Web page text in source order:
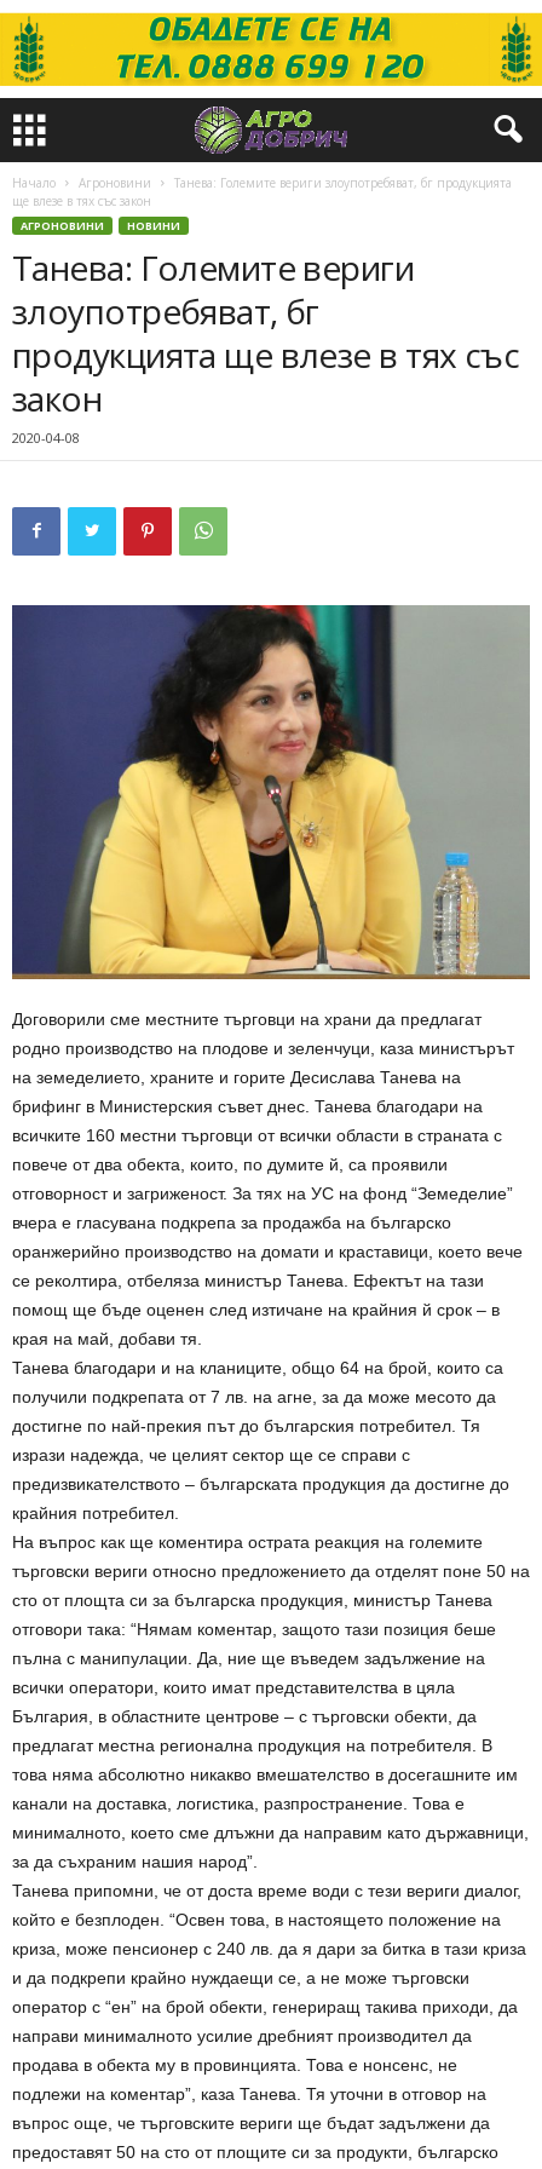
Начало Агроновини
Танева: Големите вериги злоупотребяват, бг продукцията
ще влезе в тях със закон
АГРОНОВИНИ НОВИНИ
Танева: Големите вериги
злоупотребяват, бг
продукцията ще влезе в тях със
закон
2020-04-08
Договорили сме местните търговци на храни да предлагат
родно производство на плодове и зеленчуци, каза министърът
на земеделието, храните и горите Десислава Танева на
брифинг в Министерския съвет днес. Танева благодари на
всичките 160 местни търговци от всички области в страната с
повече от два обекта, които, по думите й, са проявили
отговорност и загриженост. За тях на УС на фонд “Земеделие”
вчера е гласувана подкрепа за продажба на българско
оранжерийно производство на домати и краставици, което вече
се реколтира, отбеляза министър Танева. Ефектът на тази
помощ ще бъде оценен след изтичане на крайния й срок – в
края на май, добави тя.
Танева благодари и на кланиците, общо 64 на брой, които са
получили подкрепата от 7 лв. на агне, за да може месото да
достигне по най-прекия път до българския потребител. Тя
изрази надежда, че целият сектор ще се справи с
предизвикателството – българската продукция да достигне до
крайния потребител.
На въпрос как ще коментира острата реакция на големите
търговски вериги относно предложението да отделят поне 50 на
сто от площта си за българска продукция, министър Танева
отговори така: “Нямам коментар, защото тази позиция беше
пълна с манипулации. Да, ние ще въведем задължение на
всички оператори, които имат представителства в цяла
България, в областните центрове – с търговски обекти, да
предлагат местна регионална продукция на потребителя. В
това няма абсолютно никакво вмешателство в досегашните им
канали на доставка, логистика, разпространение. Това е
минималното, което сме длъжни да направим като държавници,
за да съхраним нашия народ”.
Танева припомни, че от доста време води с тези вериги диалог,
който е безплоден. “Освен това, в настоящето положение на
криза, може пенсионер с 240 лв. да я дари за битка в тази криза
и да подкрепи крайно нуждаещи се, а не може търговски
оператор с “ен” на брой обекти, генериращ такива приходи, да
направи минималното усилие дребният производител да
продава в обекта му в провинцията. Това е нонсенс, не
подлежи на коментар”, каза Танева. Тя уточни в отговор на
въпрос още, че търговските вериги ще бъдат задължени да
предоставят 50 на сто от площите си за продукти, българско